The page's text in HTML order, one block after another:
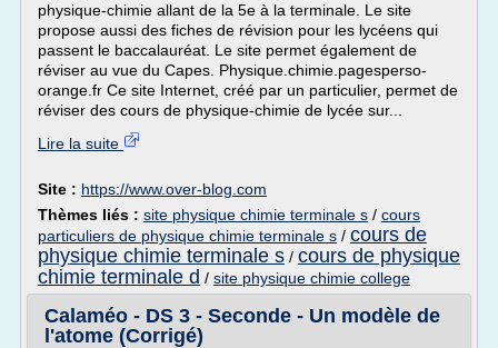
physique-chimie allant de la 5e à la terminale. Le site
propose aussi des fiches de révision pour les lycéens qui
passent le baccalauréat. Le site permet également de
réviser au vue du Capes. Physique.chimie.pagesperso-
orange.fr Ce site Internet, créé par un particulier, permet de
réviser des cours de physique-chimie de lycée sur...
Lire la suite
Site : https://www.over-blog.com
Thèmes liés : site physique chimie terminale s / cours
particuliers de physique chimie terminale s / cours de
physique chimie terminale s / cours de physique
chimie terminale d / site physique chimie college
Calaméo - DS 3 - Seconde - Un modèle de
l'atome (Corrigé)